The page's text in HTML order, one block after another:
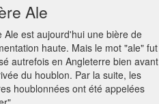
Ale
Ale est aujourd'hui une bière de
haute. Mais le mot "ale" fut
autrefois en Angleterre bien avant
du houblon. Par la suite, les
houblonnées ont été appelées